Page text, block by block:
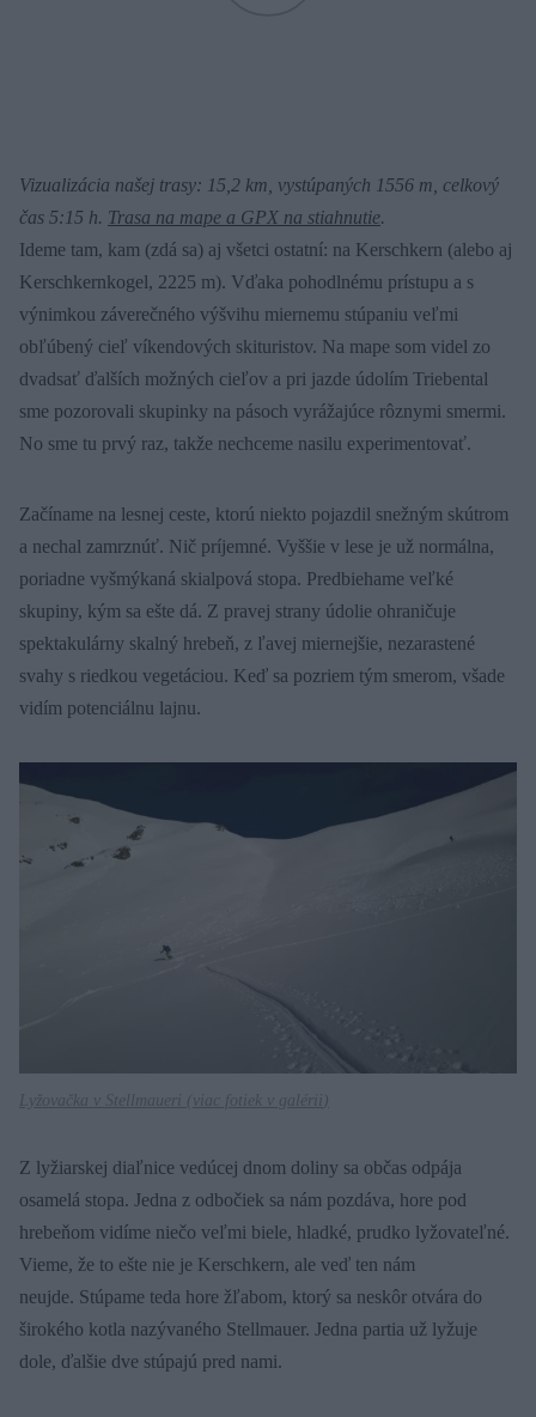
Vizualizácia našej trasy: 15,2 km, vystúpaných 1556 m, celkový
čas 5:15 h. Trasa na mape a GPX na stiahnutie.
Ideme tam, kam (zdá sa) aj všetci ostatní: na Kerschkern (alebo aj
Kerschkernkogel, 2225 m). Vďaka pohodlnému prístupu a s
výnimkou záverečného výšvihu miernemu stúpaniu veľmi
obľúbený cieľ víkendových skituristov. Na mape som videl zo
dvadsať ďalších možných cieľov a pri jazde údolím Triebental
sme pozorovali skupinky na pásoch vyrážajúce rôznymi smermi.
No sme tu prvý raz, takže nechceme nasilu experimentovať.
Začíname na lesnej ceste, ktorú niekto pojazdil snežným skútrom
a nechal zamrznúť. Nič príjemné. Vyššie v lese je už normálna,
poriadne vyšmýkaná skialpová stopa. Predbiehame veľké
skupiny, kým sa ešte dá. Z pravej strany údolie ohraničuje
spektakulárny skalný hrebeň, z ľavej miernejšie, nezarastené
svahy s riedkou vegetáciou. Keď sa pozriem tým smerom, všade
vidím potenciálnu lajnu.
Lyžovačka v Stellmaueri ( viac fotiek v galérii )
Z lyžiarskej diaľnice vedúcej dnom doliny sa občas odpája
osamelá stopa. Jedna z odbočiek sa nám pozdáva, hore pod
hrebeňom vidíme niečo veľmi biele, hladké, prudko lyžovateľné.
Vieme, že to ešte nie je Kerschkern, ale veď ten nám
neujde. Stúpame teda hore žľabom, ktorý sa neskôr otvára do
širokého kotla nazývaného Stellmauer. Jedna partia už lyžuje
dole, ďalšie dve stúpajú pred nami.